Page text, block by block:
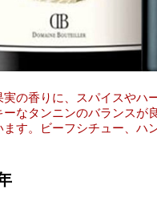
の香りに、スパイスやハ
なタンニンのバランスが
す。ビーフシチュー、ハ